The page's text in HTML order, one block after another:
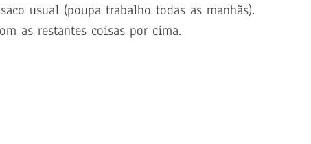
usual (poupa trabalho todas as manhãs).
as restantes coisas por cima.